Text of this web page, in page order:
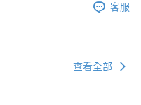
客服
查看全部